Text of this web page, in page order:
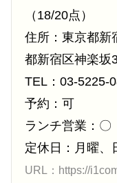
（18/20点）
住所：東京都
都新宿区神楽坂
TEL：03-5225-
予約：可
ランチ営業：〇
定休日：月曜、
URL：https://